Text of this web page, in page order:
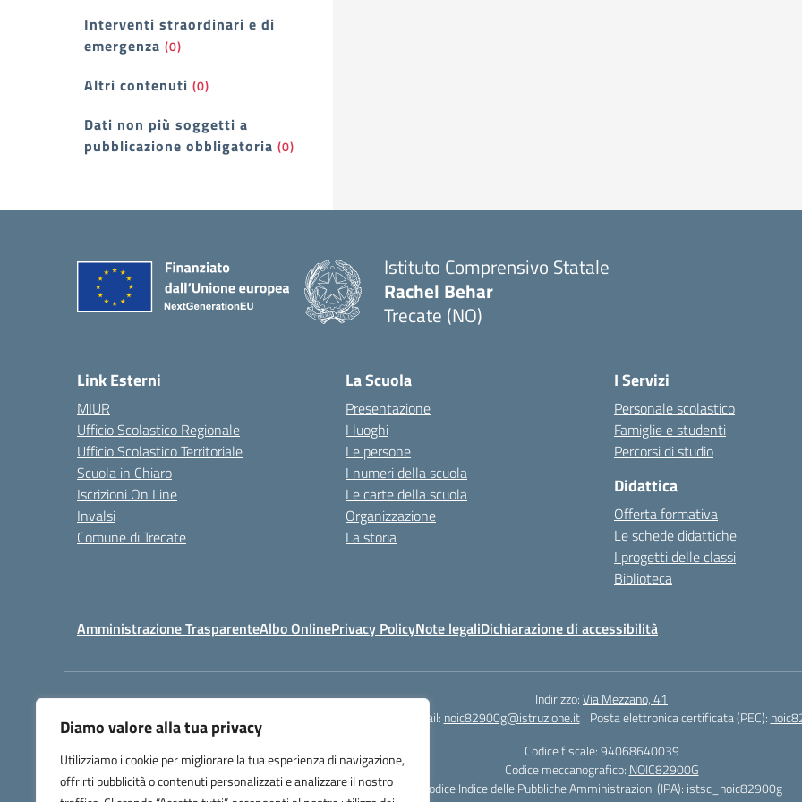
Diamo valore alla tua privacy
Utilizziamo i cookie per migliorare la tua esperienza di navigazione,
offrirti pubblicità o contenuti personalizzati e analizzare il nostro
Interventi straordinari e di
emergenza (0)
Altri contenuti (0)
Dati non più soggetti a
pubblicazione obbligatoria (0)
Istituto Comprensivo Statale
Rachel Behar
Trecate (NO)
Link Esterni
MIUR
Ufficio Scolastico Regionale
Ufficio Scolastico Territoriale
Scuola in Chiaro
Iscrizioni On Line
Invalsi
Comune di Trecate
La Scuola
Presentazione
I luoghi
Le persone
I numeri della scuola
Le carte della scuola
Organizzazione
La storia
I Servizi
Personale scolastico
Famiglie e studenti
Percorsi di studio
Didattica
Offerta formativa
Le schede didattiche
I progetti delle classi
Biblioteca
Amministrazione TrasparenteAlbo OnlinePrivacy PolicyNote legaliDichiarazione di accessibilità
Indirizzo:Via Mezzano, 41
Email: noic82900g@istruzione.it Posta elettronica certificata (PEC):
Codice fiscale: 94068640039
Codice meccanografico: NOIC82900G
Codice Indice delle Pubbliche Amministrazioni (IPA): istsc_noic82900g